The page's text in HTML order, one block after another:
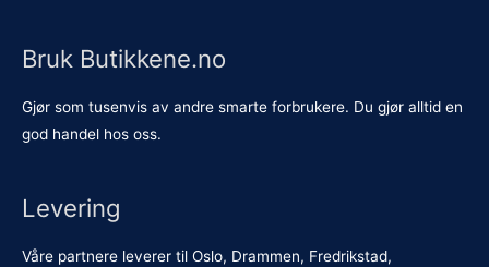
Bruk Butikkene.no
Gjør som tusenvis av andre smarte forbrukere. Du gjør alltid en
god handel hos oss.
Levering
Våre partnere leverer til Oslo, Drammen, Fredrikstad,